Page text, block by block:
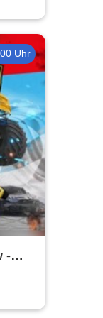
Uhr
-